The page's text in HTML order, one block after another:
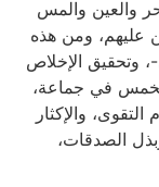
والعين والمس
عليهم، ومن هذه
، وتحقيق الإخلاص
في جماعة،
والإكثار
الصدقات،